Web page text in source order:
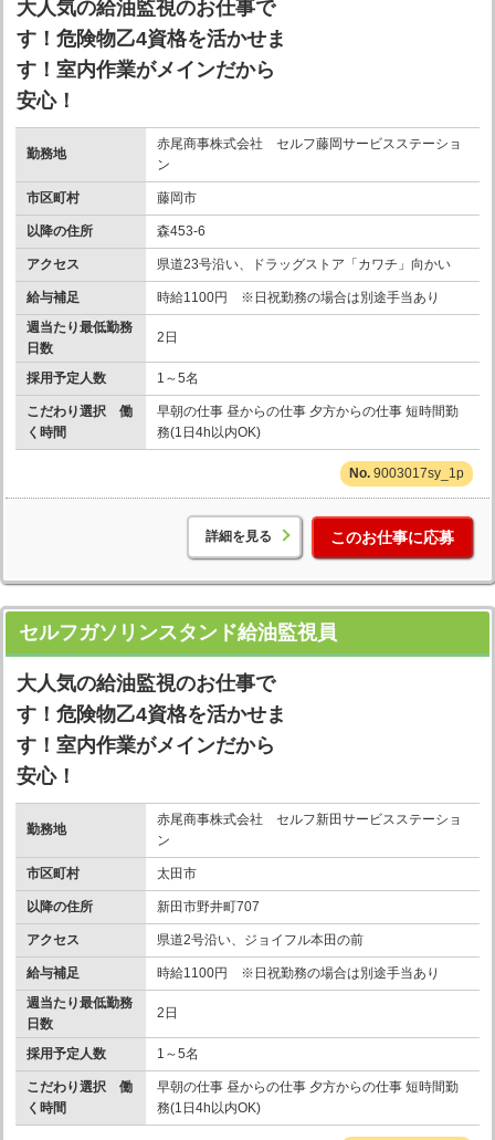
大人気の給油監視のお仕事で
す！危険物乙4資格を活かせま
す！室内作業がメインだから
安心！
勤務地
赤尾商事株式会社 セルフ藤岡サービスステーショ
ン
市区町村 藤岡市
以降の住所 森453-6
アクセス 県道23号沿い、ドラッグストア「カワチ」向かい
給与補足
時給1100円 ※日祝勤務の場合は別途手当あり
週当たり最低勤務
日数
2日
採用予定人数 1～5名
こだわり選択 働
く時間
早朝の仕事 昼からの仕事 夕方からの仕事 短時間勤
務(1日4h以内OK)
9003017sy_1p
詳細を見る このお仕事に応募
セルフガソリンスタンド給油監視員
大人気の給油監視のお仕事で
す！危険物乙4資格を活かせま
す！室内作業がメインだから
安心！
勤務地
赤尾商事株式会社 セルフ新田サービスステーショ
ン
市区町村 太田市
以降の住所 新田市野井町707
アクセス 県道2号沿い、ジョイフル本田の前
給与補足
時給1100円 ※日祝勤務の場合は別途手当あり
週当たり最低勤務
日数
2日
採用予定人数 1～5名
こだわり選択 働
く時間
早朝の仕事 昼からの仕事 夕方からの仕事 短時間勤
務(1日4h以内OK)